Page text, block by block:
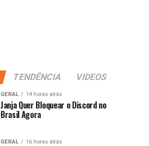
TENDÊNCIA VIDEOS
GERAL 14 horas atrás
Janja Quer Bloquear o Discord no
Brasil Agora
GERAL 16 horas atrás